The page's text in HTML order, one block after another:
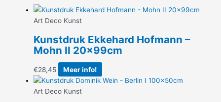
Art Deco Kunst
Kunstdruk Ekkehard Hofmann –
Mohn II 20x99cm
€28,45 Meer info!
Art Deco Kunst